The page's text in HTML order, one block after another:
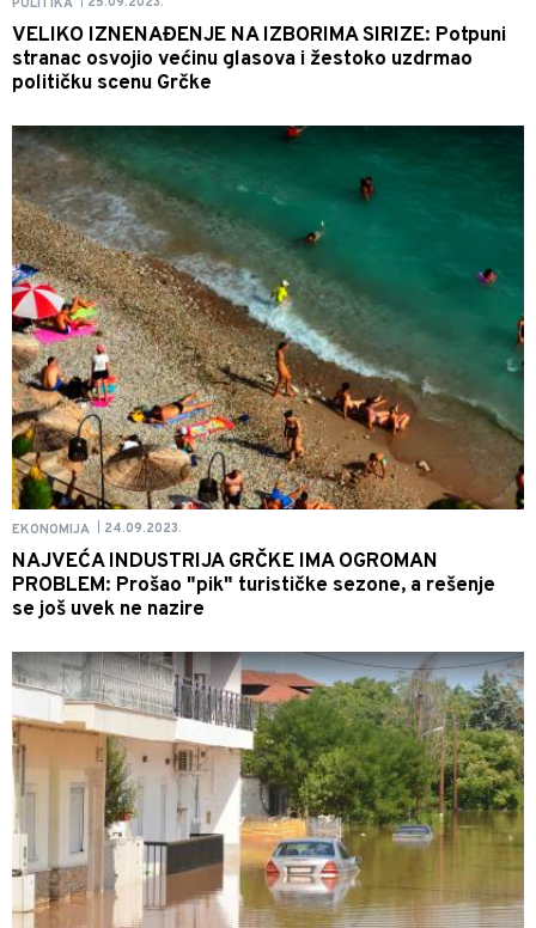
POLITIKA
VELIKO IZNENAĐENJE NA IZBORIMA SIRIZE: Potpuni
stranac osvojio većinu glasova i žestoko uzdrmao
političku scenu Grčke
EKONOMIJA 24.09.2023.
NAJVEĆA INDUSTRIJA GRČKE IMA OGROMAN
PROBLEM: Prošao "pik" turističke sezone, a rešenje
se još uvek ne nazire